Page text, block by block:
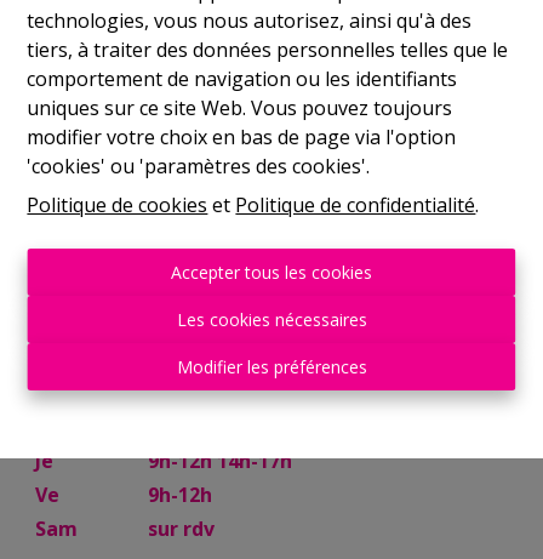
technologies, vous nous autorisez, ainsi qu'à des
tiers, à traiter des données personnelles telles que le
comportement de navigation ou les identifiants
uniques sur ce site Web. Vous pouvez toujours
modifier votre choix en bas de page via l'option
'cookies' ou 'paramètres des cookies'.
Politique de cookies et Politique de confidentialité.
Accepter tous les cookies
Les cookies nécessaires
Modifier les préférences
Lu
14h-17h
Ma
9h-12h 14h-17h
Mer
9h-12h 14h-17h
Je
9h-12h 14h-17h
Ve
9h-12h
Sam
10h-13h
14h-17h
Ma
9h-12h 14h-17h
Je
9h-12h 14h-17h
Ve
9h-12h
Sam
sur rdv